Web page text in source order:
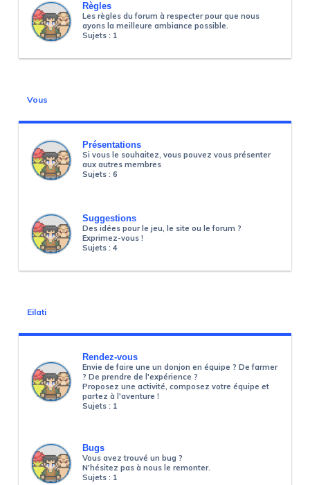
Règles
Les règles du forum à respecter pour que nous
ayons la meilleure ambiance possible.
Sujets : 1
Vous
Présentations
Si vous le souhaitez, vous pouvez vous présenter
aux autres membres
Sujets : 6
Suggestions
Des idées pour le jeu, le site ou le forum ?
Exprimez-vous !
Sujets : 4
Eilati
Rendez-vous
Envie de faire une un donjon en équipe ? De farmer
? De prendre de l'expérience ?
Proposez une activité, composez votre équipe et
partez à l'aventure !
Sujets : 1
Bugs
Vous avez trouvé un bug ?
N'hésitez pas à nous le remonter.
Sujets : 1